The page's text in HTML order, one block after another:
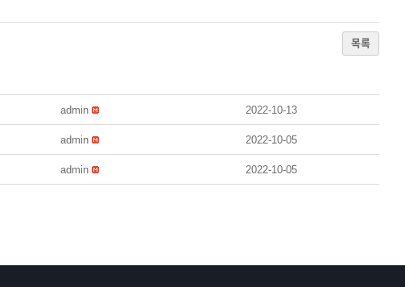
목록
admin 2022-10-13
admin 2022-10-05
admin 2022-10-05